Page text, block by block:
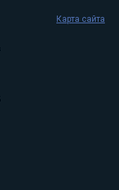
Карта сайта